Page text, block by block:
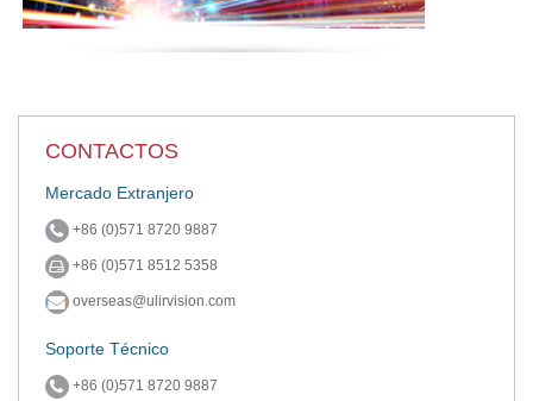
CONTACTOS
Mercado Extranjero
+86 (0)571 8720 9887
+86 (0)571 8512 5358
overseas@ulirvision.com
Soporte Técnico
+86 (0)571 8720 9887